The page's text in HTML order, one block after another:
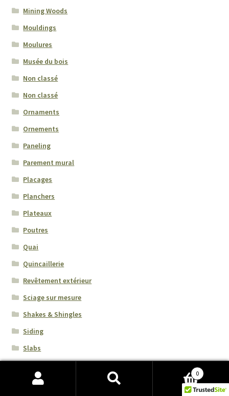
Mining Woods
Mouldings
Moulures
Musée du bois
Non classé
Non classé
Ornaments
Ornements
Paneling
Parement mural
Placages
Planchers
Plateaux
Poutres
Quai
Quincaillerie
Revêtement extérieur
Sciage sur mesure
Shakes & Shingles
Siding
Slabs
Ancient Kauri Carbon dated 45 000 years old
Recherche
Recherche
0